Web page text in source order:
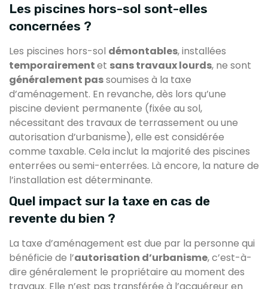
Les piscines hors-sol sont-elles
concernées ?
Les piscines hors-sol démontables, installées
temporairementet sans travaux lourds, ne sont
généralement passoumises à la taxe
d’aménagement. En revanche, dès lors qu’une
piscine devient permanente (fixée au sol,
nécessitant des travaux de terrassement ou une
autorisation d’urbanisme), elle est considérée
comme taxable. Cela inclut la majorité des piscines
enterrées ou semi-enterrées. Là encore, la nature de
l’installation est déterminante.
Quel impact sur la taxe en cas de
revente du bien ?
La taxe d’aménagement est due par la personne qui
bénéficie de l’autorisation d’urbanisme, c’est-à-
dire généralement le propriétaire au moment des
travaux. Elle n’est pas transférée à l’acquéreur en